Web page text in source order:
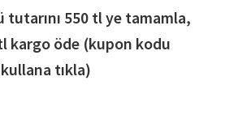
550 tl ye tamamla,
kargo öde (kupon kodu
yaz kullana tıkla)